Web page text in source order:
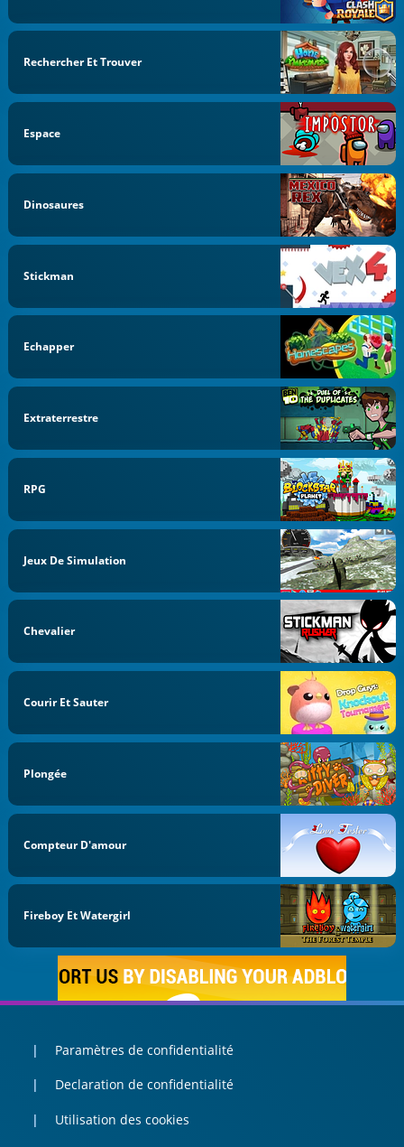
Rechercher Et Trouver
Espace
Dinosaures
Stickman
Echapper
Extraterrestre
RPG
Jeux De Simulation
Chevalier
Courir Et Sauter
Plongée
Compteur D'amour
Fireboy Et Watergirl
Paramètres de confidentialité
Declaration de confidentialité
Utilisation des cookies